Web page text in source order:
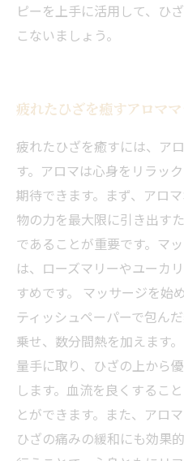
ピーを上手に活用して、ひ
こないましょう。
疲れたひざを癒すアロマ
疲れたひざを癒すには、ア
す。アロマは心身をリラッ
期待できます。まず、アロ
物の力を最大限に引き出す
であることが重要です。マ
は、ローズマリーやユーカ
すめです。 マッサージを始
ティッシュペーパーで包ん
乗せ、数分間熱を加えます
量手に取り、ひざの上から
します。血流を良くするこ
とができます。また、アロ
ひざの痛みの緩和にも効果